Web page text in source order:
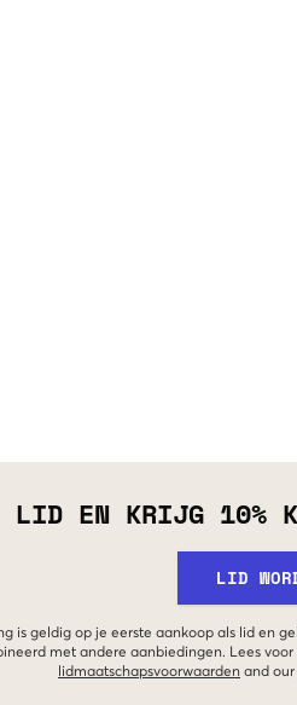
LID EN KRIJG 10%
LID
is geldig op je eerste aankoop als lid en
met andere aanbiedingen. Lees
lidmaatschapsvoorwaarden and our